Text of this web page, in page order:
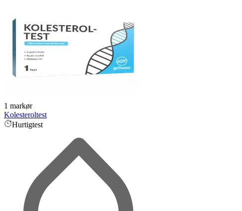
1 markør
Kolesteroltest
Hurtigtest